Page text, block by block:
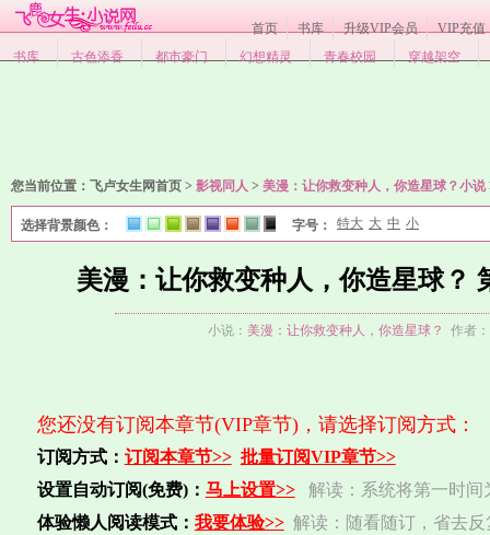
首页 书库 升级VIP会员
VIP充值
书库
古色添香 都市豪门 幻想精灵 青春校园 穿越架空
您当前位置： 飞卢女生网首页 > 影视同人 > 美漫：让你救变种人，你造星球？小说
选择背景颜色：
1
2 3 4 5 6 7 8
字号： 特大 大 中 小
美漫：让你救变种人，你造星球？
小说： 美漫：让你救变种人，你造星球？ 作者：
您还没有订阅本章节(VIP章节)，请选择订阅方式：
订阅方式： 订阅本章节>> 批量订阅VIP章节>>
设置自动订阅(免费)： 马上设置>>
解读：系统将第一时
体验懒人阅读模式： 我要体验>> 解读：随看随订，省去